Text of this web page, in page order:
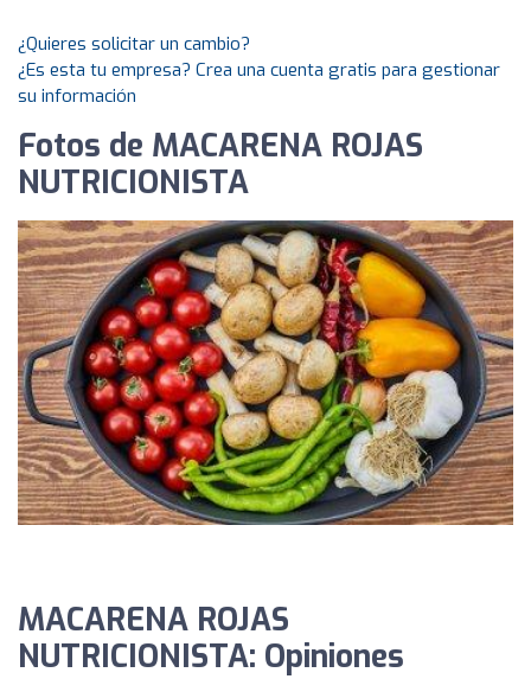
¿Quieres solicitar un cambio?
¿Es esta tu empresa? Crea una cuenta gratis para gestionar
su información
Fotos de MACARENA ROJAS
NUTRICIONISTA
MACARENA ROJAS
NUTRICIONISTA: Opiniones